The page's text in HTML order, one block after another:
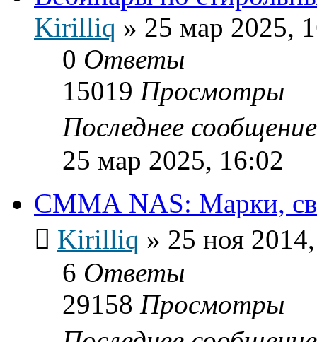
Kirilliq » 25 мар 2025,
0 Ответы
15019 Просмотры
Последнее
25 мар 2025, 16:02
СММА NAS: Марки,
Kirilliq » 25 ноя
6 Ответы
29158 Просмотры